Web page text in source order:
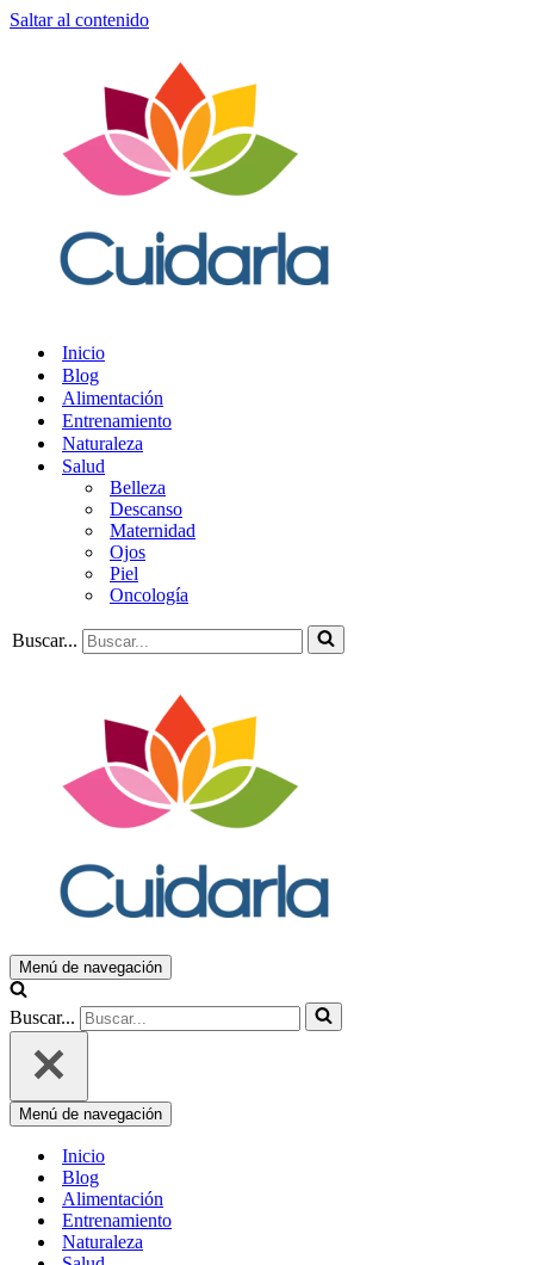
Saltar al contenido
Inicio
Blog
Alimentación
Entrenamiento
Naturaleza
Salud
Belleza
Descanso
Maternidad
Ojos
Piel
Oncología
Buscar...
Menú de navegación
Buscar...
Menú de navegación
Inicio
Blog
Alimentación
Entrenamiento
Naturaleza